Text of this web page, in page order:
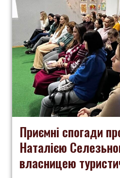
Приємні спогади
Наталією
власницею